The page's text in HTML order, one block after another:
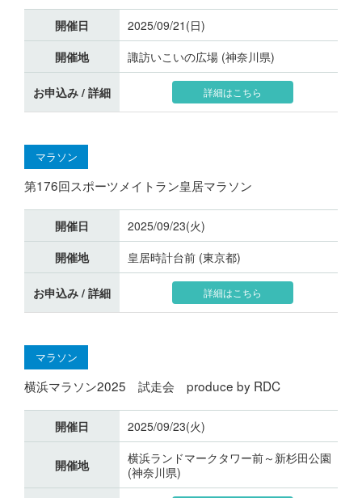
開催日
2025/09/21(日)
開催地
諏訪いこいの広場 (神奈川県)
お申込み / 詳細 詳細はこちら
マラソン
第176回スポーツメイトラン皇居マラソン
開催日
2025/09/23(火)
開催地
皇居時計台前 (東京都)
お申込み / 詳細 詳細はこちら
マラソン
横浜マラソン2025 試走会 produce by RDC
開催日 2025/09/23(火)
開催地
横浜ランドマークタワー前～新杉田公園
(神奈川県)